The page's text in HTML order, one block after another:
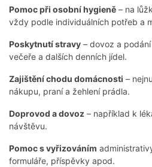
Pomoc při osobní hygieně – na
vždy podle individuálních potřeb a
Poskytnutí stravy – dovoz a
večeře a dalších denních jídel.
Zajištění chodu domácnosti –
nákupu, praní a žehlení prádla.
Doprovod a dovoz – například k
návštěvu.
Pomoc s vyřizováním
formuláře, příspěvky apod.